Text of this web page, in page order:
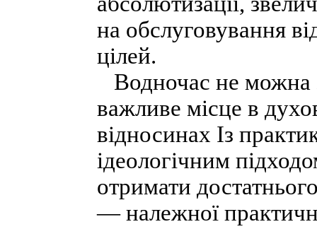
на обслуговування
цілей.
Водночас не можна
важливе місце в
відносинах Із
ідеологічним
отримати
— належної